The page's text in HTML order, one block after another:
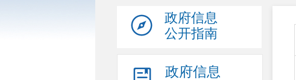
政府信息
公开指南
政府信息